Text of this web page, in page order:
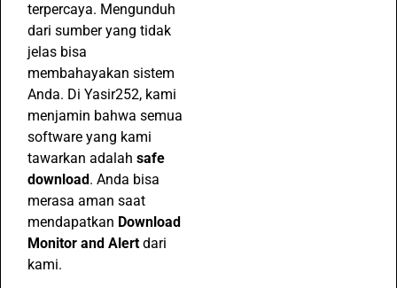
terpercaya. Mengunduh
dari sumber yang tidak
jelas bisa
membahayakan sistem
Anda. Di Yasir252, kami
menjamin bahwa semua
software yang kami
tawarkan adalah safe
download . Anda bisa
merasa aman saat
mendapatkan Download
Monitor and Alert dari
kami.